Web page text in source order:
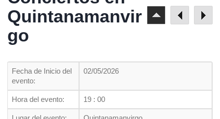
Quintanamanvir
go
Fecha de Inicio del
evento:
02/05/2026
Hora del evento: 19 : 00